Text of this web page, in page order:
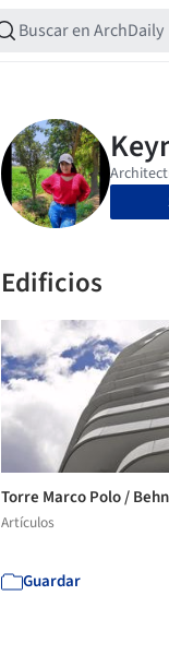
Edificios
Torre Marco Polo /
Artículos
Guardar